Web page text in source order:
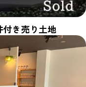
付き売り土地